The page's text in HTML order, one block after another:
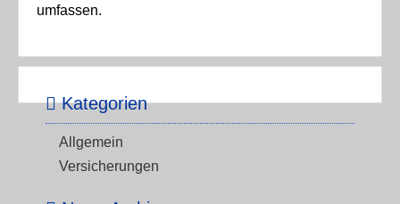
umfassen.
Kategorien
Allgemein
Versicherungen